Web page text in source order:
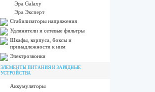
Эра Galaxy
Эра Эксперт
Стабилизаторы напряжения
Удлинители и сетевые фильтры
Шкафы, корпуса, боксы и
принадлежности к ним
Электрозвонки
ЭЛЕМЕНТЫ ПИТАНИЯ И ЗАРЯДНЫЕ
УСТРОЙСТВА
Аккумуляторы